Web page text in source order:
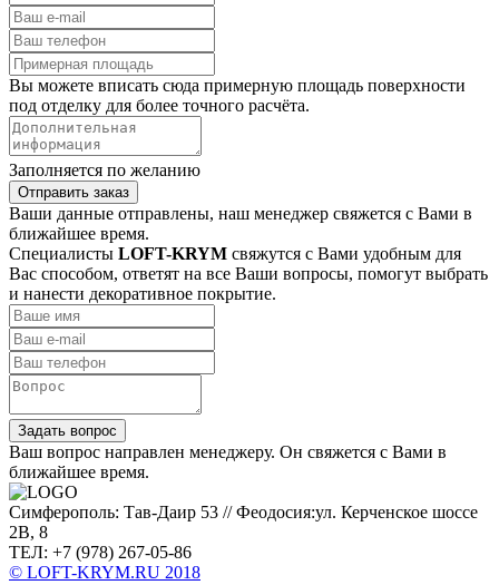
Вы можете вписать сюда примерную площадь поверхности
под отделку для более точного расчёта.
Заполняется по желанию
Отправить заказ
Ваши данные отправлены, наш менеджер свяжется с Вами в
ближайшее время.
Специалисты LOFT-KRYM свяжутся с Вами удобным для
Вас способом, ответят на все Ваши вопросы, помогут выбрать
и нанести декоративное покрытие.
Задать вопрос
Ваш вопрос направлен менеджеру. Он свяжется с Вами в
ближайшее время.
Симферополь: Тав-Даир 53 // Феодосия:ул. Керченское шоссе
2В, 8
ТЕЛ: +7 (978) 267-05-86
© LOFT-KRYM.RU 2018